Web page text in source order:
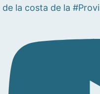
de la costa de la